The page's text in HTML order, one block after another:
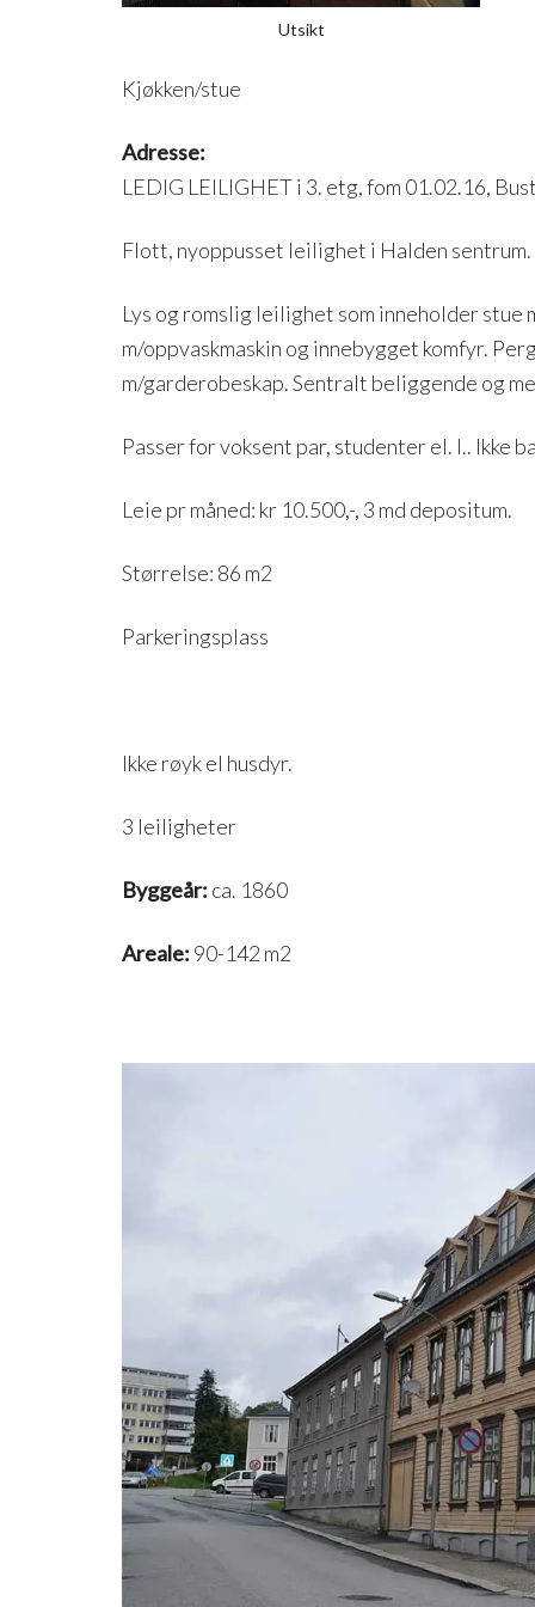
Utsikt
Kjøkken/stue
Adresse:
LEDIG LEILIGHET i 3. etg, fom 01.02.16,
Flott, nyoppusset leilighet i Halden sentrum.
Lys og romslig leilighet som inneholder stue
m/oppvaskmaskin og innebygget komfyr.
m/garderobeskap. Sentralt beliggende og
Passer for voksent par, studenter el. l.. Ikke
Leie pr måned: kr 10.500,-, 3 md depositum.
Størrelse: 86 m2
Parkeringsplass
Ikke røyk el husdyr.
3 leiligheter
Byggeår: ca. 1860
Areale: 90-142 m2